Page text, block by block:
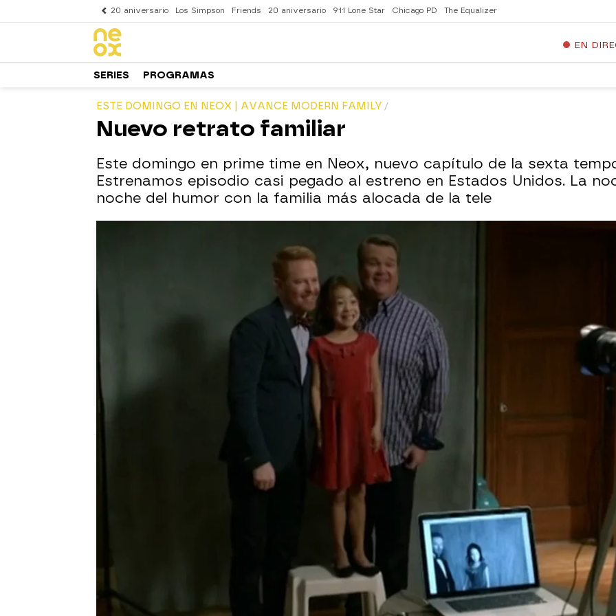
20 aniversario Los Simpson Friends 20 aniversario 911 Lone Star Chicago PD The Equalizer
EN
SERIES PROGRAMAS
ESTE DOMINGO EN NEOX | AVANCE MODERN FAMILY
Nuevo retrato familiar
Este domingo en prime time en Neox, nuevo capítulo de la sexta
Estrenamos episodio casi pegado al estreno en Estados Unidos. La
noche del humor con la familia más alocada de la tele
23 de octubre de 2014, 11:09
Los Dunphy visitan el campus de Caltech ya que Claire piensa
que es perfecto para Alex, ya que es una de las escuelas más
prestigiosas del país. Además, está a tan solo 45 minutos de
casa. El problema surge porque Alex tiene otras cosas en
Entre tanto, Lily decide que es momento ya de hacer un